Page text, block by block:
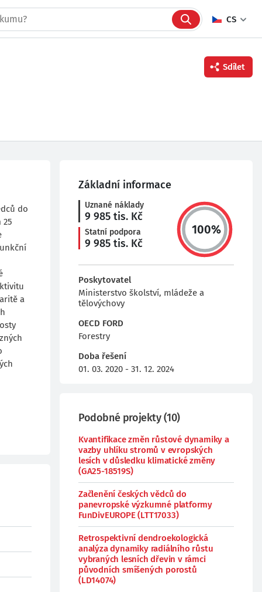
CS
Twitter
Sdílet
do
25
a
Základní informace
Uznané náklady
9 985 tis. Kč
Statní podpora
9 985 tis. Kč
100%
Poskytovatel
Ministerstvo školství, mládeže a
tělovýchovy
OECD FORD
Forestry
Doba řešení
01. 03. 2020 - 31. 12. 2024
Podobné projekty(10)
Kvantifikace změn růstové dynamiky a
vazby uhlíku stromů v evropských
lesích v důsledku klimatické změny
(GA25-18519S)
Začlenění českých vědců do
panevropské výzkumné platformy
FunDivEUROPE (LTT17033)
Retrospektivní dendroekologická
analýza dynamiky radiálního růstu
vybraných lesních dřevin v rámci
původních smíšených porostů
(LD14074)